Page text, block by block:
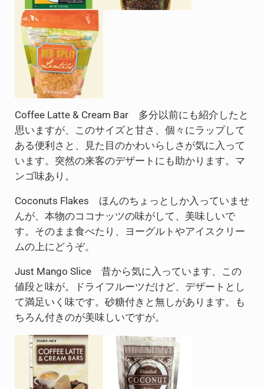
Coffee Latte & Cream Bar 多分以前にも紹介したと
思いますが、このサイズと甘さ、個々にラップして
ある便利さと、見た目のかわいらしさが気に入って
います。突然の来客のデザートにも助かります。マ
ンゴ味あり。
Coconuts Flakes ほんのちょっとしか入っていませ
んが、本物のココナッツの味がして、美味しいで
す。そのまま食べたり、ヨーグルトやアイスクリー
ムの上にどうぞ。
Just Mango Slice 昔から気に入っています、この
値段と味が。ドライフルーツだけど、デザートとし
て満足いく味です。砂糖付きと無しがあります。も
ちろん付きのが美味しいですが。